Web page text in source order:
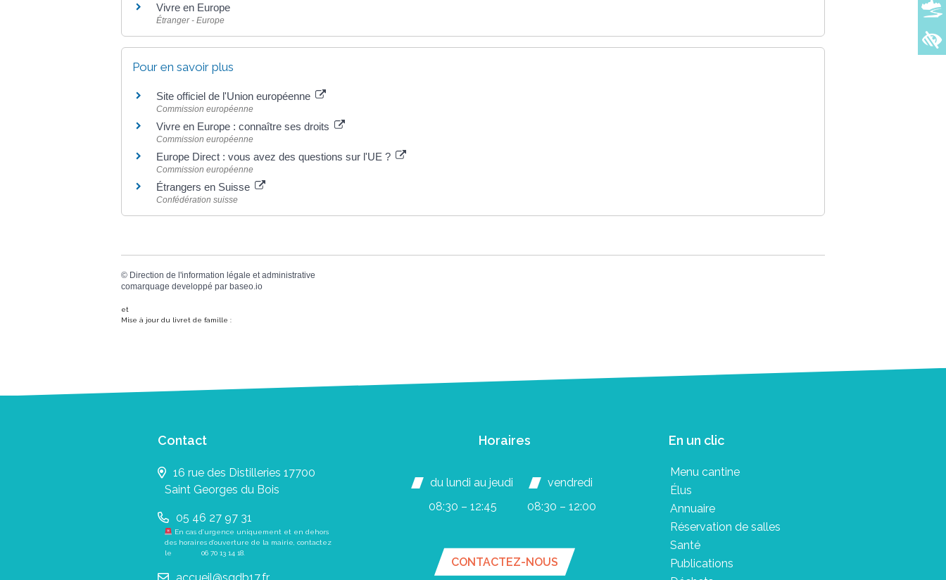
Vivre en Europe
Étranger - Europe
Pour en savoir plus
Site officiel de l'Union européenne
Commission européenne
Vivre en Europe : connaître ses droits
Commission européenne
Europe Direct : vous avez des questions sur l'UE ?
Commission européenne
Étrangers en Suisse
Confédération suisse
© Direction de l'information légale et administrative
comarquage developpé par baseo.io
et
Mise à jour du livret de famille :
Contact
16 rue des Distilleries 17700
Saint Georges du Bois
05 46 27 97 31
En cas d’urgence uniquement et en dehors
des horaires d’ouverture de la mairie, contactez
le 06 70 13 14 18.
Horaires
du lundi au jeudi
08:30 – 12:45
vendredi
08:30 – 12:00
CONTACTEZ-NOUS
En un clic
Menu cantine
Élus
Annuaire
Réservation de salles
Santé
Publications